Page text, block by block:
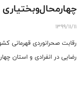
1399/11/11
رقابت صحرانوردی قهرمانی
رضایی در انفرادی و استان